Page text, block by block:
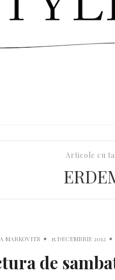
Articole cu
MARKOVITS 15 DECEMBRIE 2012
de